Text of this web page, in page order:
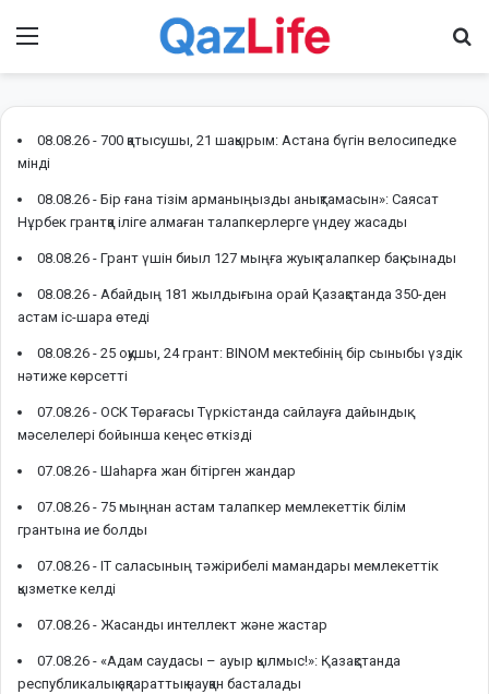
08.08.26 - 700 қатысушы, 21 шақырым: Астана бүгін велосипедке
мінді
08.08.26 - Бір ғана тізім арманыңызды анықтамасын»: Саясат
Нұрбек грантқа іліге алмаған талапкерлерге үндеу жасады
08.08.26 - Грант үшін биыл 127 мыңға жуық талапкер бақ сынады
08.08.26 - Абайдың 181 жылдығына орай Қазақстанда 350-ден
астам іс-шара өтеді
08.08.26 - 25 оқушы, 24 грант: BINOM мектебінің бір сыныбы үздік
нәтиже көрсетті
07.08.26 - ОСК Төрағасы Түркістанда сайлауға дайындық
мәселелері бойынша кеңес өткізді
07.08.26 - Шаһарға жан бітірген жандар
07.08.26 - 75 мыңнан астам талапкер мемлекеттік білім
грантына ие болды
07.08.26 - IT саласының тәжірибелі мамандары мемлекеттік
қызметке келді
07.08.26 - Жасанды интеллект және жастар
07.08.26 - «Адам саудасы – ауыр қылмыс!»: Қазақстанда
республикалық ақпараттық науқан басталады